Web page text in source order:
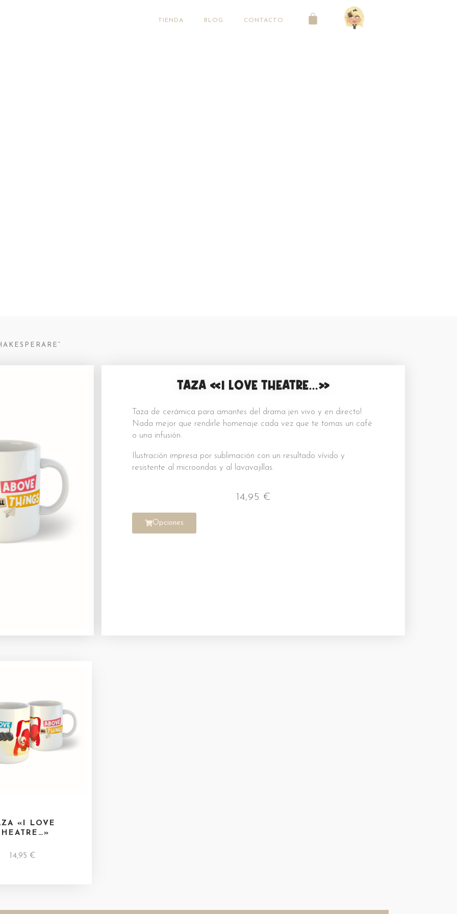
TIENDA BLOG CONTACTO
TAZA «I LOVE THEATRE…»
Taza de cerámica para amantes del drama ¡en vivo y en directo!
Nada mejor que rendirle homenaje cada vez que te tomas un café
o una infusión.
Ilustración impresa por sublimación con un resultado vívido y
resistente al microondas y al lavavajillas.
14,95 €
Opciones
«I LOVE
14,95 €